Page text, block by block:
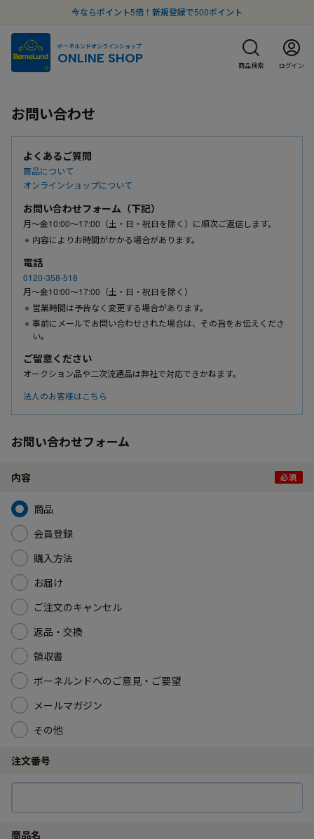
今ならポイント5倍！新規登録で500ポイント
ボーネルンドオンラインショップ
ONLINE SHOP 商品検索 ログイン
お問い合わせ
よくあるご質問
商品について
オンラインショップについて
お問い合わせフォーム（下記）
月〜金10:00〜17:00（土・日・祝日を除く）に順次ご返信します。
内容によりお時間がかかる場合があります。
電話
0120-358-518
月〜金10:00〜17:00（土・日・祝日を除く）
営業時間は予告なく変更する場合があります。
事前にメールでお問い合わせされた場合は、その旨をお伝えくださ
い。
ご留意ください
オークション品や二次流通品は弊社で対応できかねます。
法人のお客様はこちら
お問い合わせフォーム
内容
商品
会員登録
購入方法
お届け
ご注文のキャンセル
返品・交換
領収書
ボーネルンドへのご意見・ご要望
メールマガジン
その他
注文番号
商品名